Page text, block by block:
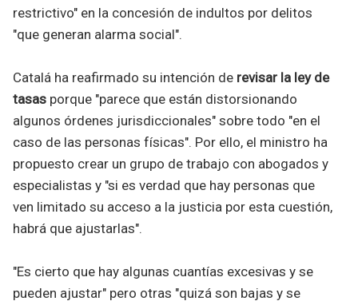
restrictivo" en la concesión de indultos por delitos
"que generan alarma social".
Catalá ha reafirmado su intención de revisar la ley de
tasas porque "parece que están distorsionando
algunos órdenes jurisdiccionales" sobre todo "en el
caso de las personas físicas". Por ello, el ministro ha
propuesto crear un grupo de trabajo con abogados y
especialistas y "si es verdad que hay personas que
ven limitado su acceso a la justicia por esta cuestión,
habrá que ajustarlas".
"Es cierto que hay algunas cuantías excesivas y se
pueden ajustar" pero otras "quizá son bajas y se